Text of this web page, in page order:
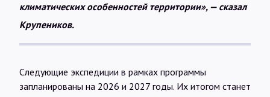
климатических особенностей территории», — сказал
Крупеников.
Следующие экспедиции в рамках программы
запланированы на 2026 и 2027 годы. Их итогом станет